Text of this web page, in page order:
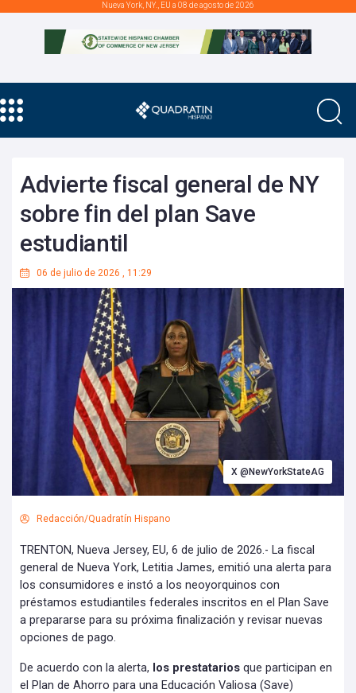
Nueva York, NY., EU a 08 de agosto de 2026
Advierte fiscal general de NY
sobre fin del plan Save
estudiantil
06 de julio de 2026 , 11:29
X @NewYorkStateAG
Redacción/Quadratín Hispano
TRENTON, Nueva Jersey, EU, 6 de julio de 2026.- La fiscal
general de Nueva York, Letitia James, emitió una alerta para
los consumidores e instó a los neoyorquinos con
préstamos estudiantiles federales inscritos en el Plan Save
a prepararse para su próxima finalización y revisar nuevas
opciones de pago.
De acuerdo con la alerta, los prestatarios que participan en
el Plan de Ahorro para una Educación Valiosa (Save)